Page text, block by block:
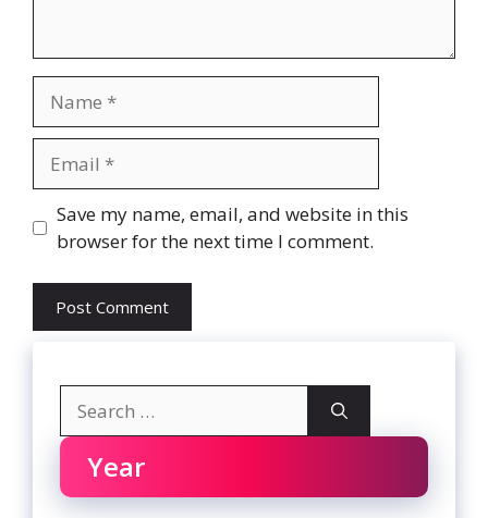
Website
Save my name, email, and website in this
browser for the next time I comment.
for:
Year